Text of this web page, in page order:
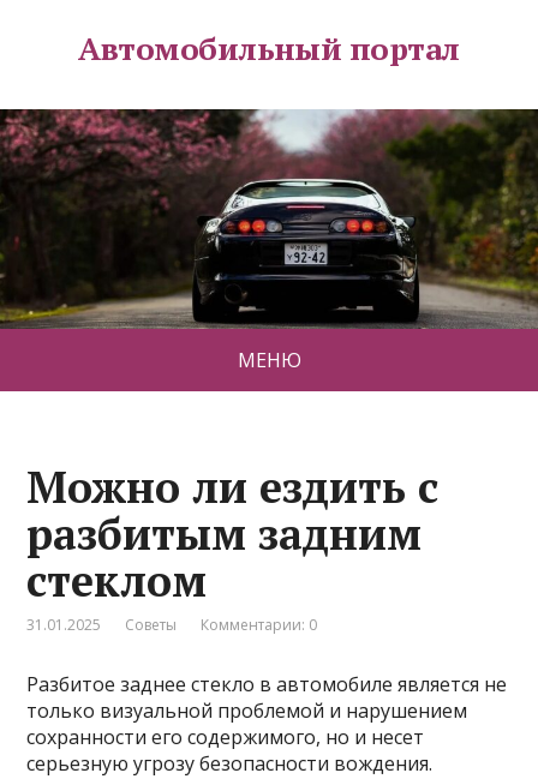
Автомобильный портал
МЕНЮ
Можно ли ездить с
разбитым задним
стеклом
31.01.2025 Советы Комментарии: 0
Разбитое заднее стекло в автомобиле является не
только визуальной проблемой и нарушением
сохранности его содержимого, но и несет
серьезную угрозу безопасности вождения.